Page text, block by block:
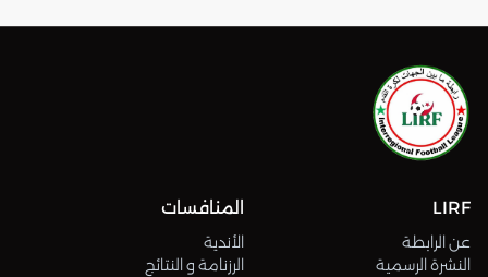
LIRF
عن الرابطة
النشرة الرسمية
المنافسات
الأندية
الرزنامة و النتائج